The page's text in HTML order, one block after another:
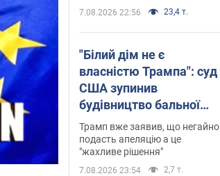
7.08.2026 22:56 23,4 т.
"Білий дім не є
власністю Трампа": суд
США зупинив
будівництво бальної
зали за $400 млн
Трамп вже заявив, що негайно
подасть апеляцію а це
"жахливе рішення"
7.08.2026 23:54 2,7 т.